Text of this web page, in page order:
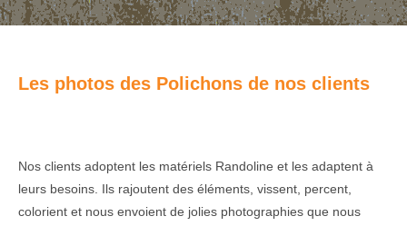
Les photos des Polichons de nos clients
Nos clients adoptent les matériels Randoline et les adaptent à
leurs besoins. Ils rajoutent des éléments, vissent, percent,
colorient et nous envoient de jolies photographies que nous